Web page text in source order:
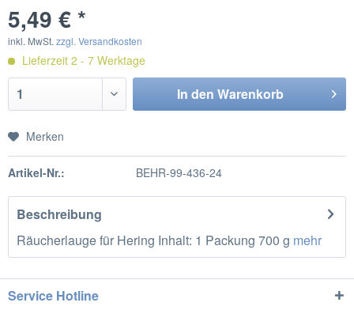
5,49 € *
inkl. MwSt. zzgl. Versandkosten
Lieferzeit 2 - 7 Werktage
In den Warenkorb
Merken
Artikel-Nr.: BEHR-99-436-24
Beschreibung
Räucherlauge für Hering Inhalt: 1 Packung 700 g mehr
Service Hotline